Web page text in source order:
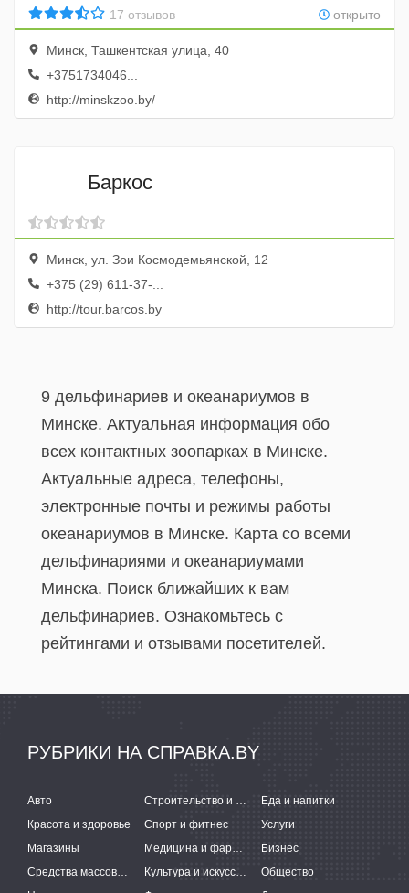
открыто
17 отзывов
Минск, Ташкентская улица, 40
+3751734046...
http://minskzoo.by/
Баркос
Минск, ул. Зои Космодемьянской, 12
+375 (29) 611-37-...
http://tour.barcos.by
9 дельфинариев и океанариумов в
Минске. Актуальная информация обо
всех контактных зоопарках в Минске.
Актуальные адреса, телефоны,
электронные почты и режимы работы
океанариумов в Минске. Карта со всеми
дельфинариями и океанариумами
Минска. Поиск ближайших к вам
дельфинариев. Ознакомьтесь с
рейтингами и отзывами посетителей.
РУБРИКИ НА СПРАВКА.BY
Авто Строительство и ремонт
Еда и напитки
Красота и здоровье
Спорт и фитнес
Услуги
Магазины
Медицина и фармацевтика
Бизнес
Средства массовой информации
Культура и искусство
Общество